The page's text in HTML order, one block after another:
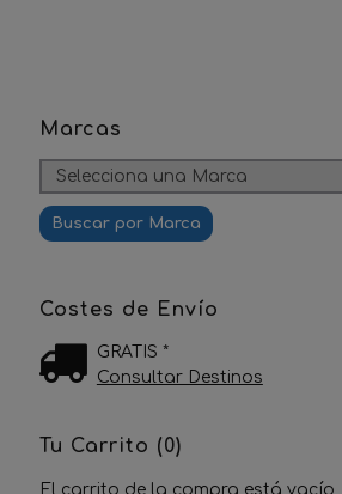
Marcas
Costes de Envío
GRATIS *
Consultar Destinos
Tu Carrito (0)
El carrito de la compra está vacío